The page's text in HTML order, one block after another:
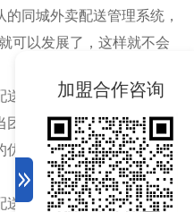
加盟合作咨询
同城外卖配送管理系统，
可以发展了，这样就不会
团队的，把自己本地的外
队的管理者，在本地发展
势，更容易让本地消费者
送管理系统,来做自己的外